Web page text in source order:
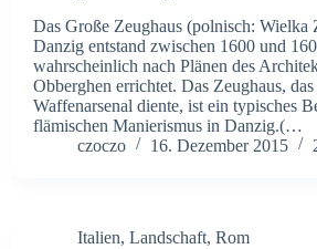
Das Große Zeughaus (polnisch: Wielka
Danzig entstand zwischen 1600 und
wahrscheinlich nach Plänen des
Obberghen errichtet. Das Zeughaus, das
Waffenarsenal diente, ist ein typisches
flämischen Manierismus in Danzig.(…
czoczo
16. Dezember 2015
Italien, Landschaft, Rom